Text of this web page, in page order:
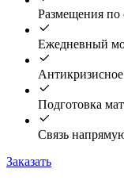
Размещения по
Ежедневный
Подготовка
Связь
Заказать